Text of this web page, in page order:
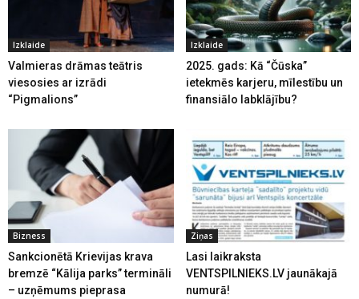
Izklaide
Valmieras drāmas teātris
viesosies ar izrādi
“Pigmalions”
Izklaide
2025. gads: Kā “Čūska”
ietekmēs karjeru, mīlestību un
finansiālo labklājību?
Bizness
Sankcionētā Krievijas krava
bremzē “Kālija parks” termināli
– uzņēmums pieprasa
Ziņas
Lasi laikraksta
VENTSPILNIEKS.LV jaunākajā
numurā!